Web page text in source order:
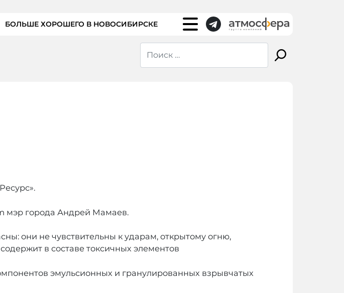
БОЛЬШЕ ХОРОШЕГО В НОВОСИБИРСКЕ
мэр города Андрей Мамаев.
они не чувствительны к ударам, открытому огню,
в составе токсичных элементов
эмульсионных и гранулированных взрывчатых